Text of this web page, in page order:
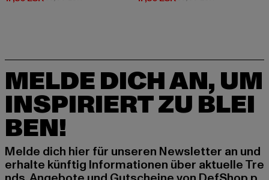
MELDE DICH AN, UM
INSPIRIERT ZU BLEI
BEN!
Melde dich hier für unseren Newsletter an und
erhalte künftig Informationen über aktuelle Tre